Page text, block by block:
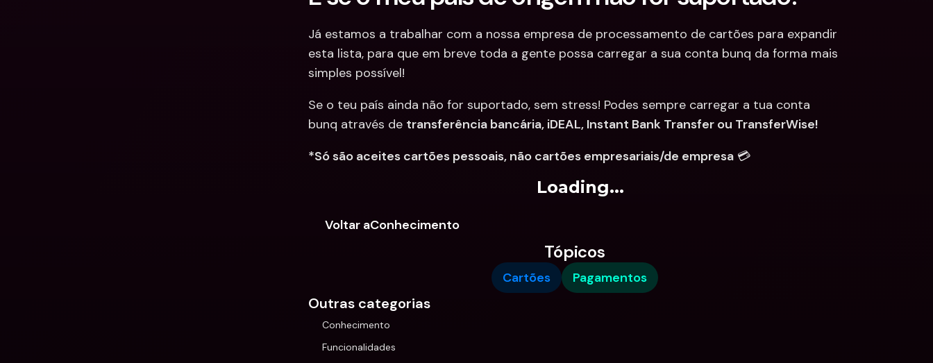
Já estamos a trabalhar com a nossa empresa de processamento de cartões para expandir
esta lista, para que em breve toda a gente possa carregar a sua conta bunq da forma mais
simples possível!
Se o teu país ainda não for suportado, sem stress! Podes sempre carregar a tua conta
bunq através de transferência bancária, iDEAL, Instant Bank Transfer ou TransferWise!
*Só são aceites cartões pessoais, não cartões empresariais/de empresa 💳
Loading...
Voltar aConhecimento
Tópicos
Cartões Pagamentos
Outras categorias
Conhecimento
Funcionalidades